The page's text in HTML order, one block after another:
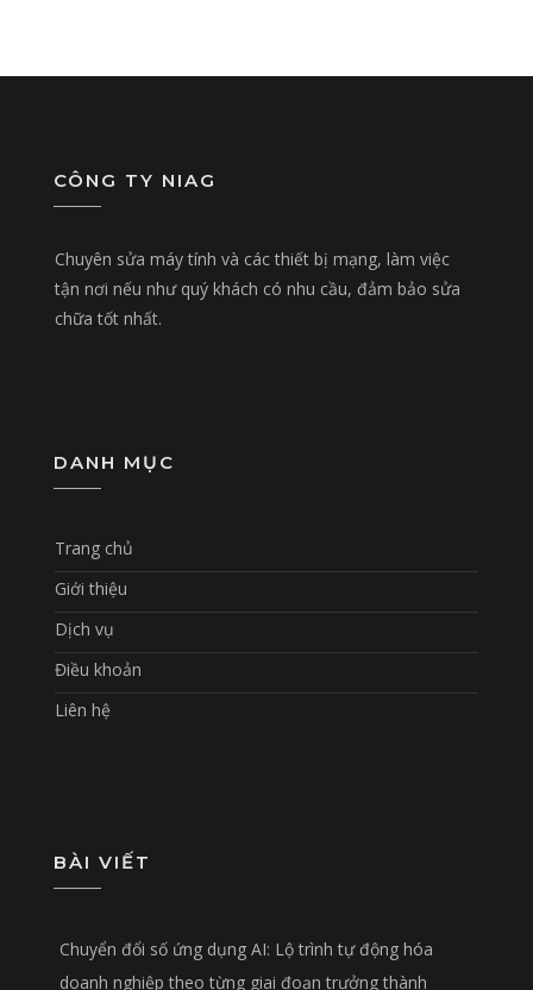
CÔNG TY NIAG
Chuyên sửa máy tính và các thiết bị mạng, làm việc
tận nơi nếu như quý khách có nhu cầu, đảm bảo sửa
chữa tốt nhất.
DANH MỤC
Trang chủ
Giới thiệu
Dịch vụ
Điều khoản
Liên hệ
BÀI VIẾT
Chuyển đổi số ứng dụng AI: Lộ trình tự động hóa
doanh nghiệp theo từng giai đoạn trưởng thành